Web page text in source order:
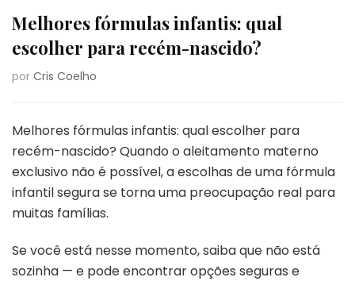
Melhores fórmulas infantis: qual
escolher para recém-nascido?
por Cris Coelho
Melhores fórmulas infantis: qual escolher para
recém-nascido? Quando o aleitamento materno
exclusivo não é possível, a escolhas de uma fórmula
infantil segura se torna uma preocupação real para
muitas famílias.
Se você está nesse momento, saiba que não está
sozinha — e pode encontrar opções seguras e